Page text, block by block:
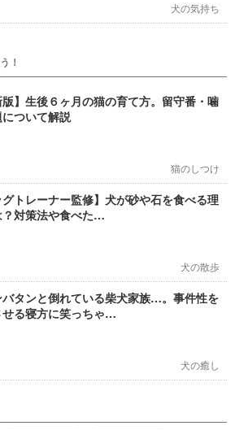
犬の気持ち
！
版】生後６ヶ月の猫の育て方。留守番・噛
ついて解説
猫のしつけ
グトレーナー監修】犬が砂や石を食べる理
？対策法や食べた…
犬の散歩
タンと倒れている柴犬家族…。事件性を
せる寝方に笑っちゃ…
犬の癒し